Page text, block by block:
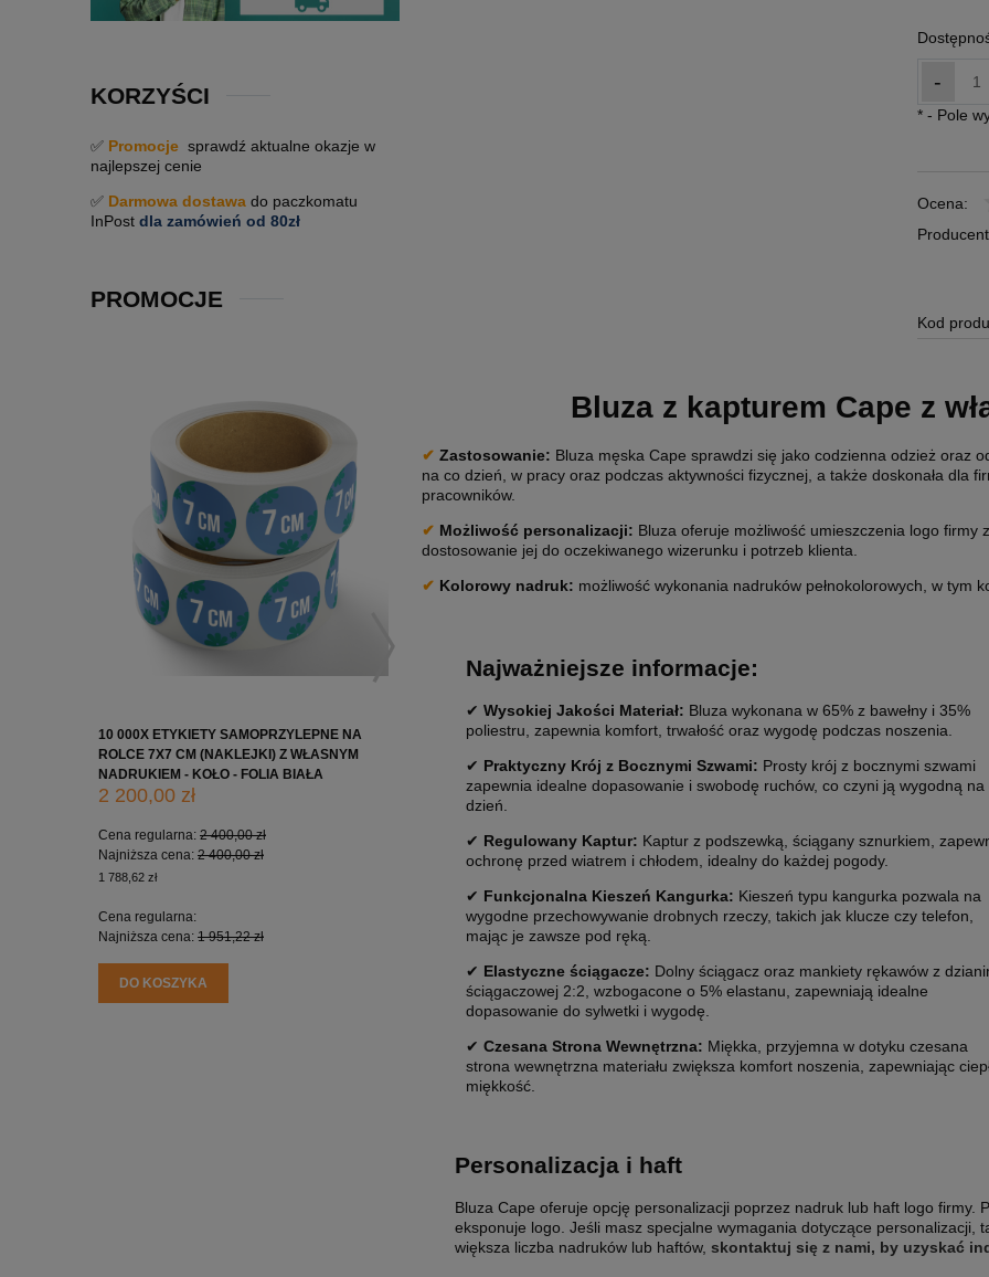
KORZYŚCI
✅ Promocje sprawdź aktualne okazje w
najlepszej cenie
✅ Darmowa dostawa do paczkomatu
InPost dla zamówień od 80zł
PROMOCJE
10 000X ETYKIETY SAMOPRZYLEPNE NA
ROLCE 7X7 CM (NAKLEJKI) Z WŁASNYM
NADRUKIEM - KOŁO - FOLIA BIAŁA
2 200,00 zł
Cena regularna: 2 400,00 zł
Najniższa cena: 2 400,00 zł
1 788,62 zł
Cena regularna:
Najniższa cena: 1 951,22 zł
DO KOSZYKA
10 000X ETYKIETY SAMOPRZYLEPNE NA
NADRUKIEM - KOŁO - FOLIA BIAŁA
1 650,00 zł
Cena regularna:1 850,00 zł
Najniższa cena: 1 850,00 zł
Cena regularna:
Najniższa cena: 1 504,07 zł
DO KOSZYKA
10 000X ETYKIETY
NADRUKIEM - KWADRAT - FOLIA
2 200,00 zł
Cena regularna:2 400,00 zł
Najniższa cena: 2 400,00 zł
Cena regularna:
DO KOSZYKA
-
* - Pole
Ocena:
Kod
Bluza z kapturem Cape z
✔ Zastosowanie: Bluza męska Cape sprawdzi się jako codzienna odzież oraz
na co dzień, w pracy oraz podczas aktywności fizycznej, a także doskonała dla
pracowników.
✔ Możliwość personalizacji: Bluza oferuje możliwość umieszczenia logo
dostosowanie jej do oczekiwanego wizerunku i potrzeb klienta.
✔ Kolorowy nadruk: możliwość wykonania nadruków pełnokolorowych, w tym
Najważniejsze informacje:
✔ Wysokiej Jakości Materiał: Bluza wykonana w 65% z bawełny i 35%
poliestru, zapewnia komfort, trwałość oraz wygodę podczas noszenia.
✔ Praktyczny Krój z Bocznymi Szwami: Prosty krój z bocznymi szwami
zapewnia idealne dopasowanie i swobodę ruchów, co czyni ją wygodną na
dzień.
✔ Regulowany Kaptur: Kaptur z podszewką, ściągany sznurkiem,
ochronę przed wiatrem i chłodem, idealny do każdej pogody.
✔ Funkcjonalna Kieszeń Kangurka: Kieszeń typu kangurka pozwala na
wygodne przechowywanie drobnych rzeczy, takich jak klucze czy telefon,
mając je zawsze pod ręką.
✔ Elastyczne ściągacze: Dolny ściągacz oraz mankiety rękawów z
ściągaczowej 2:2, wzbogacone o 5% elastanu, zapewniają idealne
dopasowanie do sylwetki i wygodę.
✔ Czesana Strona Wewnętrzna: Miękka, przyjemna w dotyku czesana
strona wewnętrzna materiału zwiększa komfort noszenia, zapewniając
miękkość.
Personalizacja i haft
Bluza Cape oferuje opcję personalizacji poprzez nadruk lub haft logo firmy.
eksponuje logo. Jeśli masz specjalne wymagania dotyczące personalizacji,
większa liczba nadruków lub haftów, skontaktuj się z nami, by uzyskać